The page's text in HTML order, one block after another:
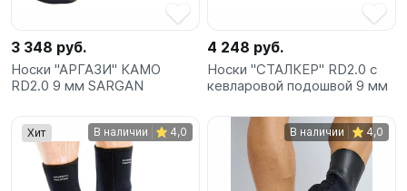
сёрфинг
Подарочные
Карты
Бренды
Акции
3 348 руб.
Носки "АРГАЗИ" КАМО
RD2.0 9 мм SARGAN
4 248 руб.
Носки "СТАЛКЕР" RD2.0 с
кевларовой подошвой 9 мм
Хит В наличии 4,0 В наличии 4,0